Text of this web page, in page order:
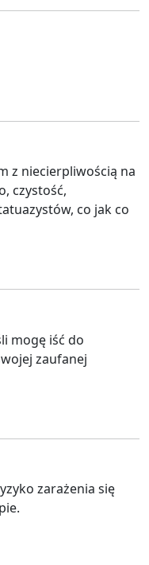
z niecierpliwością na
czystość,
co jak co
mogę iść do
zaufanej
zarażenia się